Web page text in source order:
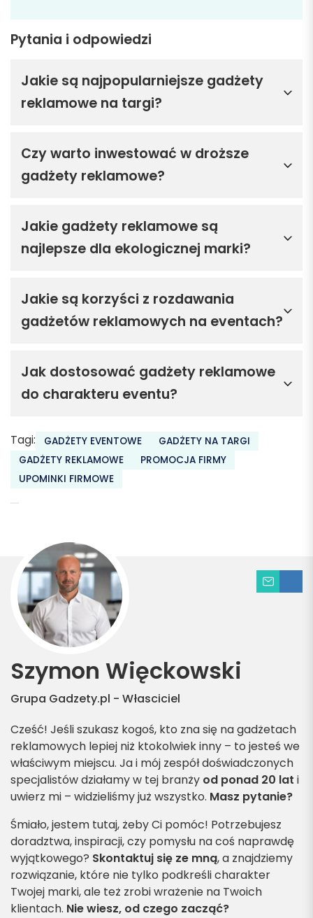
Pytania i odpowiedzi
Jakie są najpopularniejsze gadżety
reklamowe na targi?
Czy warto inwestować w droższe
gadżety reklamowe?
Jakie gadżety reklamowe są
najlepsze dla ekologicznej marki?
Jakie są korzyści z rozdawania
gadżetów reklamowych na eventach?
Jak dostosować gadżety reklamowe
do charakteru eventu?
Tagi: GADŻETY EVENTOWE
GADŻETY NA TARGI
GADŻETY REKLAMOWE
PROMOCJA FIRMY
UPOMINKI FIRMOWE
Szymon Więckowski
Grupa Gadzety.pl - Własciciel
Cześć! Jeśli szukasz kogoś, kto zna się na gadżetach
reklamowych lepiej niż ktokolwiek inny – to jesteś we
właściwym miejscu. Ja i mój zespół doświadczonych
specjalistów działamy w tej branży od ponad 20 lat i
uwierz mi – widzieliśmy już wszystko. Masz pytanie?
Śmiało, jestem tutaj, żeby Ci pomóc! Potrzebujesz
doradztwa, inspiracji, czy pomysłu na coś naprawdę
wyjątkowego? Skontaktuj się ze mną, a znajdziemy
rozwiązanie, które nie tylko podkreśli charakter
Twojej marki, ale też zrobi wrażenie na Twoich
klientach. Nie wiesz, od czego zacząć?